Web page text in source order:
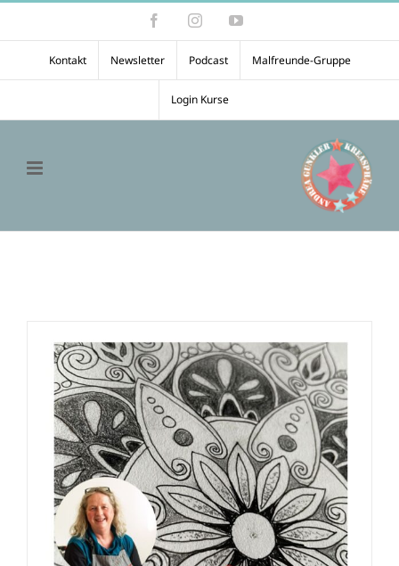
springen
FacebookInstagramYouTube
Kontakt Newsletter Podcast Malfreunde-Gruppe
Login Kurse